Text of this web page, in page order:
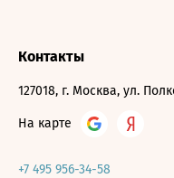
Контакты
127018, г. Москва, ул.
На карте
+7 495 956-34-58